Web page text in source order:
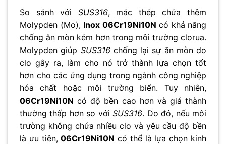
So sánh với SUS316, mác thép chứa thêm
Molypden (Mo), Inox 06Cr19Ni10N có khả năng
chống ăn mòn kém hơn trong môi trường clorua.
Molypden giúp SUS316chống lại sự ăn mòn do
clo gây ra, làm cho nó trở thành lựa chọn tốt
hơn cho các ứng dụng trong ngành công nghiệp
hóa chất hoặc môi trường biển. Tuy nhiên,
06Cr19Ni10N có độ bền cao hơn và giá thành
thường thấp hơn so vớiSUS316. Do đó, nếu môi
trường không chứa nhiều clo và yêu cầu độ bền
là ưu tiên,06Cr19Ni10N có thể là lựa chọn kinh